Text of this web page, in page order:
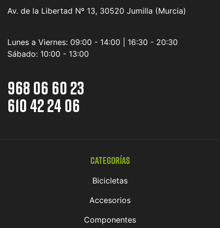
Av. de la Libertad Nº 13, 30520 Jumilla (Murcia)
Lunes a Viernes: 09:00 - 14:00 | 16:30 - 20:30
Sábado: 10:00 - 13:00
968 06 60 23
610 42 24 06
Categorías
Bicicletas
Accesorios
Componentes